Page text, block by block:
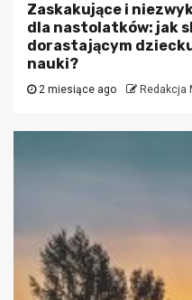
Zaskakujące i
dla nastolatków: jak
dorastającym
nauki?
2 miesiące ago Redakcja